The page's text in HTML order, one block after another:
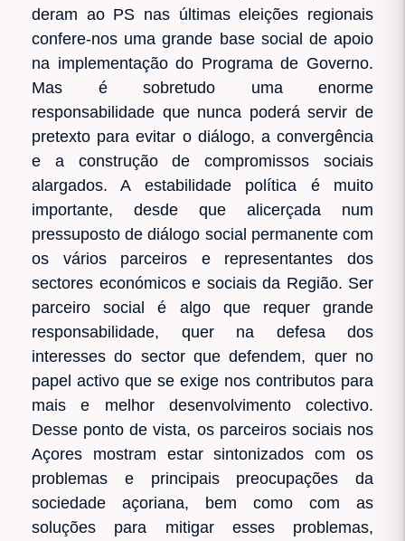
deram ao PS nas últimas eleições regionais
confere-nos uma grande base social de apoio
na implementação do Programa de Governo.
Mas é sobretudo uma enorme
responsabilidade que nunca poderá servir de
pretexto para evitar o diálogo, a convergência
e a construção de compromissos sociais
alargados. A estabilidade política é muito
importante, desde que alicerçada num
pressuposto de diálogo social permanente com
os vários parceiros e representantes dos
sectores económicos e sociais da Região. Ser
parceiro social é algo que requer grande
responsabilidade, quer na defesa dos
interesses do sector que defendem, quer no
papel activo que se exige nos contributos para
mais e melhor desenvolvimento colectivo.
Desse ponto de vista, os parceiros sociais nos
Açores mostram estar sintonizados com os
problemas e principais preocupações da
sociedade açoriana, bem como com as
soluções para mitigar esses problemas,